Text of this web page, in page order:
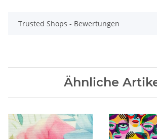
Trusted Shops - Bewertungen
Ähnliche